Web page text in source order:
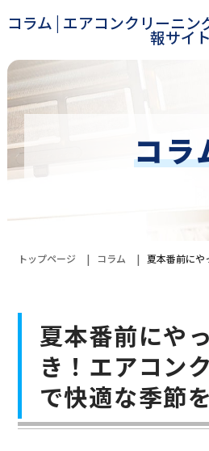
コラム | エアコンクリーニ
報サイト
コラ
トップページ コラム 夏本番前にや
夏本番前にや
き！エアコン
で快適な季節